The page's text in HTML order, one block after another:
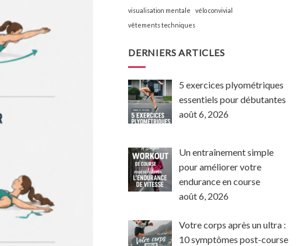
visualisation mentale
vélo convivial
vêtements techniques
DERNIERS ARTICLES
5 exercices plyométriques
essentiels pour débutantes
août 6, 2026
Un entraînement simple
pour améliorer votre
endurance en course
août 6, 2026
Votre corps après un ultra :
10 symptômes post-course